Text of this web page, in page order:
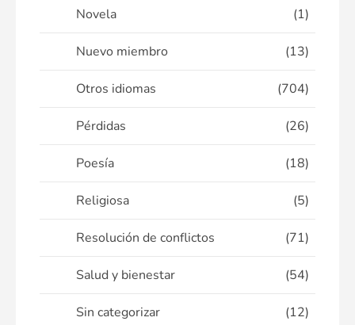
Novela (1)
Nuevo miembro (13)
Otros idiomas (704)
Pérdidas (26)
Poesía (18)
Religiosa (5)
Resolución de conflictos (71)
Salud y bienestar (54)
Sin categorizar (12)